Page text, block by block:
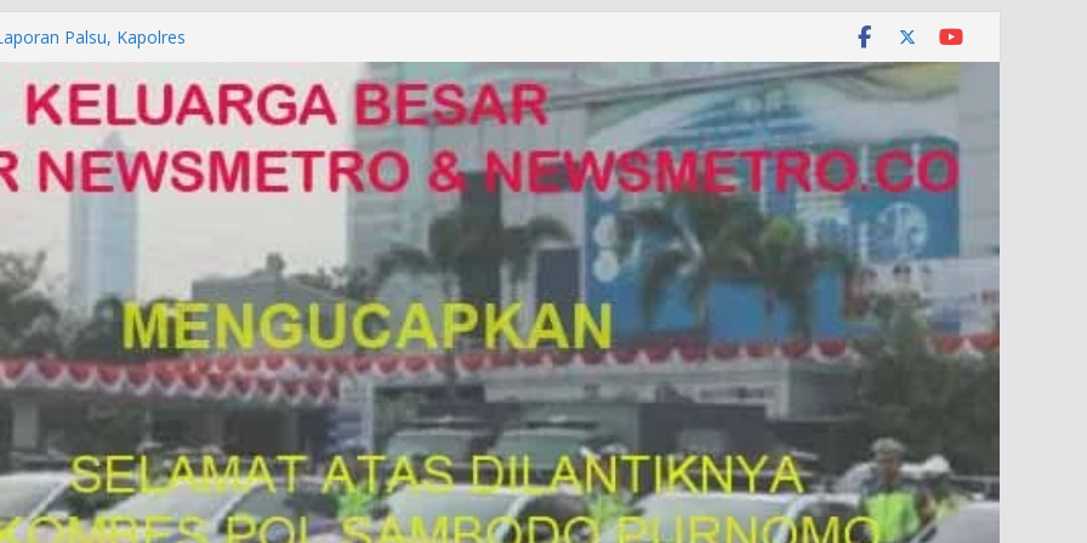
ke Mabes Polri
Palsu, Kapolres
PUNGLI SIM
Alam di Jawa Barat yang
KUHAP Baru 2026, Tegaskan
Dipidana
DENPASAR DAN
POLDA BALI DIDUGA